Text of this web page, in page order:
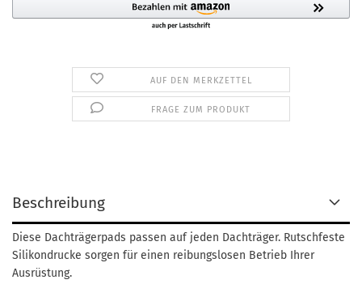
AUF DEN MERKZETTEL
FRAGE ZUM PRODUKT
Beschreibung
Diese Dachträgerpads passen auf jeden Dachträger. Rutschfeste
Silikondrucke sorgen für einen reibungslosen Betrieb Ihrer
Ausrüstung.